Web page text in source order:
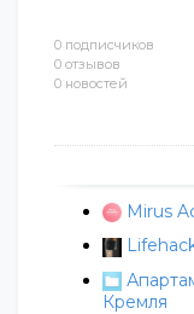
0 подписчиков
0 отзывов
0 новостей
Mirus
Кремля